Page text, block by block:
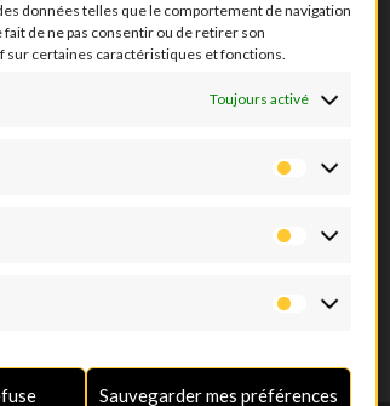
données telles que le comportement de navigation
de ne pas consentir ou de retirer son
sur certaines caractéristiques et fonctions.
Toujours activé
Sauvegarder mes préférences